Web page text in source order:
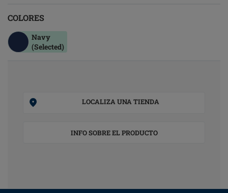
COLORES
Navy
(Selected)
LOCALIZA UNA TIENDA
INFO SOBRE EL PRODUCTO